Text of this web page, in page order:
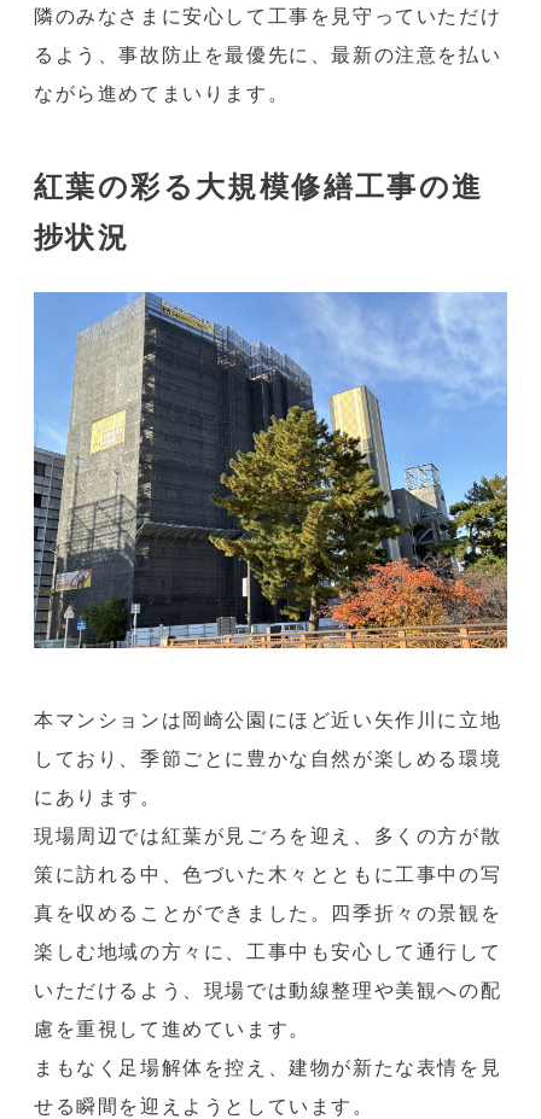
隣のみなさまに安心して工事を見守っていただけ
るよう、事故防止を最優先に、最新の注意を払い
ながら進めてまいります。
紅葉の彩る大規模修繕工事の進
捗状況
本マンションは岡崎公園にほど近い矢作川に立地
しており、季節ごとに豊かな自然が楽しめる環境
にあります。
現場周辺では紅葉が見ごろを迎え、多くの方が散
策に訪れる中、色づいた木々とともに工事中の写
真を収めることができました。四季折々の景観を
楽しむ地域の方々に、工事中も安心して通行して
いただけるよう、現場では動線整理や美観への配
慮を重視して進めています。
まもなく足場解体を控え、建物が新たな表情を見
せる瞬間を迎えようとしています。